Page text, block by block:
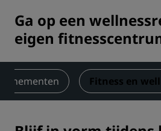
Ga op een
eigen
Fitness en